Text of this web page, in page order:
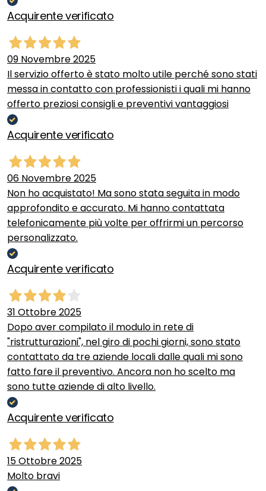
Acquirente verificato
09 Novembre 2025
Il servizio offerto è stato molto utile perché sono stati
messa in contatto con professionisti i quali mi hanno
offerto preziosi consigli e preventivi vantaggiosi
Acquirente verificato
06 Novembre 2025
Non ho acquistato! Ma sono stata seguita in modo
approfondito e accurato. Mi hanno contattata
telefonicamente più volte per offrirmi un percorso
personalizzato.
Acquirente verificato
31 Ottobre 2025
Dopo aver compilato il modulo in rete di
"ristrutturazioni", nel giro di pochi giorni, sono stato
contattato da tre aziende locali dalle quali mi sono
fatto fare il preventivo. Ancora non ho scelto ma
sono tutte aziende di alto livello.
Acquirente verificato
15 Ottobre 2025
Molto bravi